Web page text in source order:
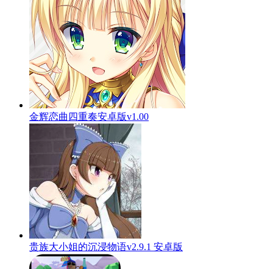
金辉恋曲四重奏安卓版v1.00
贵族大小姐的沉浸物语v2.9.1 安卓版